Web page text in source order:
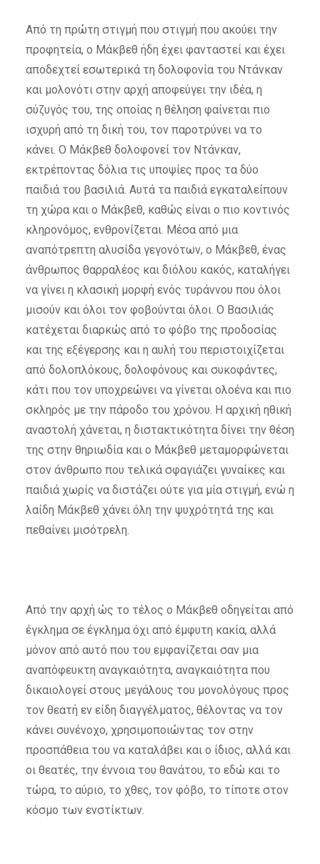
Από τη πρώτη στιγμή που στιγμή που ακούει την
προφητεία, ο Μάκβεθ ήδη έχει φανταστεί και έχει
αποδεχτεί εσωτερικά τη δολοφονία του Ντάνκαν
και μολονότι στην αρχή αποφεύγει την ιδέα, η
σύζυγός του, της οποίας η θέληση φαίνεται πιο
ισχυρή από τη δική του, τον παροτρύνει να το
κάνει. Ο Μάκβεθ δολοφονεί τον Ντάνκαν,
εκτρέποντας δόλια τις υποψίες προς τα δύο
παιδιά του βασιλιά. Αυτά τα παιδιά εγκαταλείπουν
τη χώρα και ο Μάκβεθ, καθώς είναι ο πιο κοντινός
κληρονόμος, ενθρονίζεται. Μέσα από μια
αναπότρεπτη αλυσίδα γεγονότων, ο Μάκβεθ, ένας
άνθρωπος θαρραλέος και διόλου κακός, καταλήγει
να γίνει η κλασική μορφή ενός τυράννου που όλοι
μισούν και όλοι τον φοβούνται όλοι. Ο Βασιλιάς
κατέχεται διαρκώς από το φόβο της προδοσίας
και της εξέγερσης και η αυλή του περιστοιχίζεται
από δολοπλόκους, δολοφόνους και συκοφάντες,
κάτι που τον υποχρεώνει να γίνεται ολοένα και πιο
σκληρός με την πάροδο του χρόνου. Η αρχική ηθική
αναστολή χάνεται, η διστακτικότητα δίνει την θέση
της στην θηριωδία και ο Μάκβεθ μεταμορφώνεται
στον άνθρωπο που τελικά σφαγιάζει γυναίκες και
παιδιά χωρίς να διστάζει ούτε για μία στιγμή, ενώ η
λαίδη Μάκβεθ χάνει όλη την ψυχρότητά της και
πεθαίνει μισότρελη.
Από την αρχή ώς το τέλος ο Μάκβεθ οδηγείται από
έγκλημα σε έγκλημα όχι από έμφυτη κακία, αλλά
μόνον από αυτό που του εμφανίζεται σαν μια
αναπόφευκτη αναγκαιότητα, αναγκαιότητα που
δικαιολογεί στους μεγάλους του μονολόγους προς
τον θεατή εν είδη διαγγέλματος, θέλοντας να τον
κάνει συνένοχο, χρησιμοποιώντας τον στην
προσπάθεια του να καταλάβει και ο ίδιος, αλλά και
οι θεατές, την έννοια του θανάτου, το εδώ και το
τώρα, το αύριο, το χθες, τον φόβο, το τίποτε στον
κόσμο των ενστίκτων.